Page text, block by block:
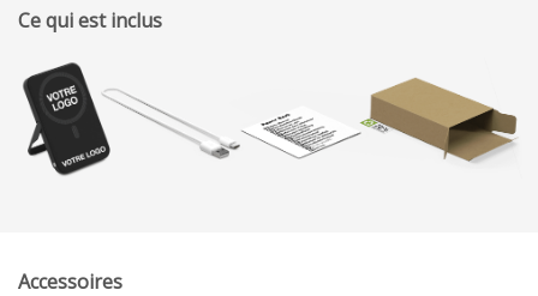
Ce qui est inclus
Accessoires